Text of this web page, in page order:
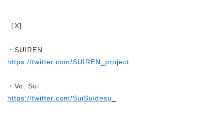
［X]
・SUIREN
https://twitter.com/SUIREN_project
・Vo. Sui
https://twitter.com/SuiSuidesu_